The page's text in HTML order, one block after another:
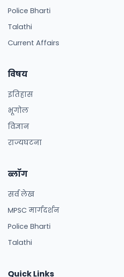
Police Bharti
Talathi
Current Affairs
विषय
इतिहास
भूगोल
विज्ञान
राज्यघटना
ब्लॉग
सर्व लेख
MPSC मार्गदर्शन
Police Bharti
Talathi
Quick Links